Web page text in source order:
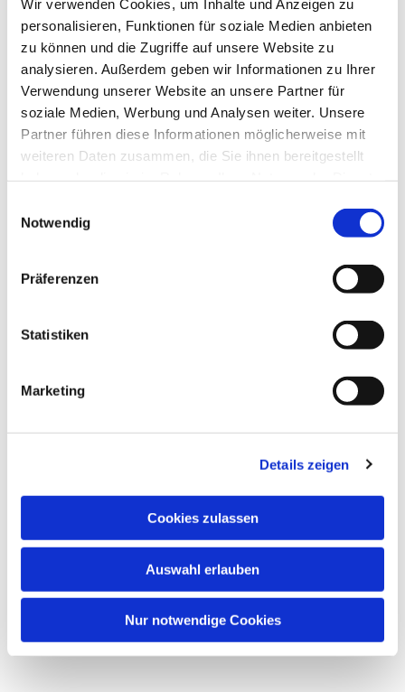
Wir verwenden Cookies, um Inhalte und Anzeigen zu
personalisieren, Funktionen für soziale Medien anbieten
zu können und die Zugriffe auf unsere Website zu
analysieren. Außerdem geben wir Informationen zu Ihrer
Verwendung unserer Website an unsere Partner für
soziale Medien, Werbung und Analysen weiter. Unsere
Partner führen diese Informationen möglicherweise mit
weiteren Daten zusammen, die Sie ihnen bereitgestellt
Notwendig
Präferenzen
Statistiken
Marketing
Details zeigen
Cookies zulassen
Auswahl erlauben
Nur notwendige Cookies
Mittwoch, 18. November 2026,
Elfbuchenstr. 3, 34119 Kassel
Wir freuen uns über alle Gäste, die sich für eine
gemütliche Zeit
bei Getränken und Kuchen treffen möchten.
Unser Kuchen ist selbst gebacken, der Kaffee bio-
fair.
Um auf Dauer die regelmäßige Öffnung zu
ermöglichen,
suchen wir weitere Ehrenamtliche.